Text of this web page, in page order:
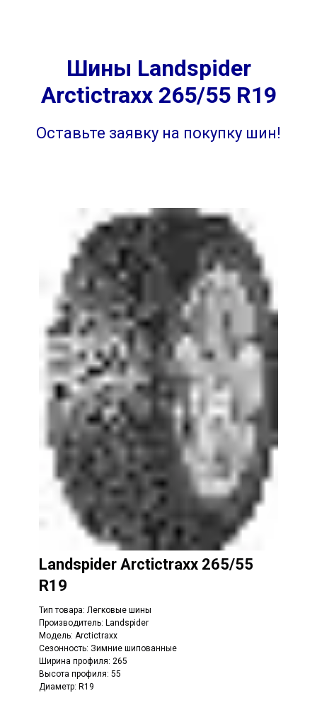
Шины Landspider
Arctictraxx 265/55 R19
Оставьте заявку на покупку шин!
Landspider Arctictraxx 265/55
R19
Тип товара: Легковые шины
Производитель: Landspider
Модель: Arctictraxx
Сезонность: Зимние шипованные
Ширина профиля: 265
Высота профиля: 55
Диаметр: R19